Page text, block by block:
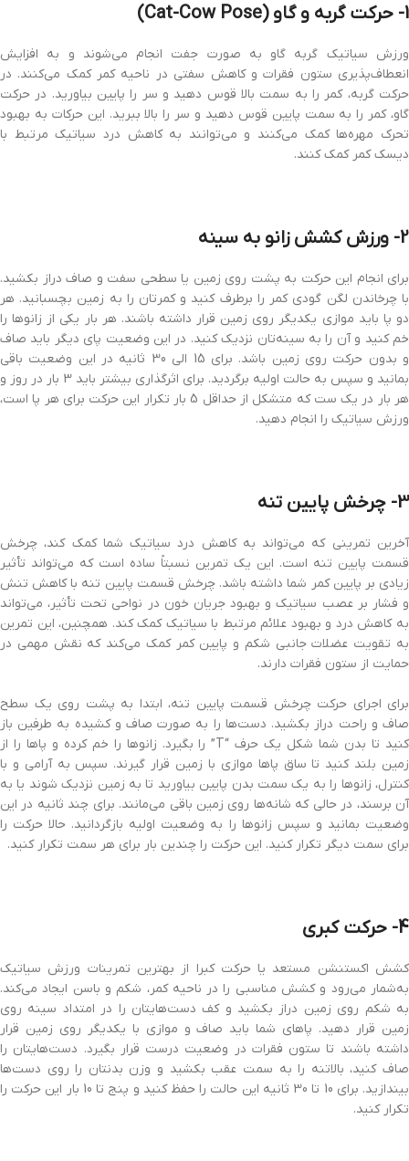
1- حرکت گربه و گاو (Cat-Cow Pose)
ورزش سیاتیک گربه گاو به صورت جفت انجام می‌شوند و به افزایش
انعطاف‌پذیری ستون فقرات و کاهش سفتی در ناحیه کمر کمک می‌کنند. در
حرکت گربه، کمر را به سمت بالا قوس دهید و سر را پایین بیاورید. در حرکت
گاو، کمر را به سمت پایین قوس دهید و سر را بالا ببرید. این حرکات به بهبود
تحرک مهره‌ها کمک می‌کنند و می‌توانند به کاهش درد سیاتیک مرتبط با
دیسک کمر کمک کنند.
2- ورزش کشش زانو به سینه
برای انجام این حرکت به پشت روی زمین یا سطحی سفت و صاف دراز بکشید.
با چرخاندن لگن گودی کمر را برطرف کنید و کمرتان را به زمین بچسبانید. هر
دو پا باید موازی یکدیگر روی زمین قرار داشته باشند. هر بار یکی از زانوها را
خم کنید و آن را به سینه‌تان نزدیک کنید. در این وضعیت پای دیگر باید صاف
و بدون حرکت روی زمین باشد. برای 15 الی 30 ثانیه در این وضعیت باقی
بمانید و سپس به حالت اولیه برگردید. برای اثرگذاری بیشتر باید 3 بار در روز و
هر بار در یک ست که متشکل از حداقل 5 بار تکرار این حرکت برای هر پا است،
ورزش سیاتیک را انجام دهید.
3- چرخش پایین تنه
آخرین تمرینی که می‌تواند به کاهش درد سیاتیک شما کمک کند، چرخش
قسمت پایین تنه است. این یک تمرین نسبتاً ساده است که می‌تواند تأثیر
زیادی بر پایین کمر شما داشته باشد. چرخش قسمت پایین تنه با کاهش تنش
و فشار بر عصب سیاتیک و بهبود جریان خون در نواحی تحت تأثیر، می‌تواند
به کاهش درد و بهبود علائم مرتبط با سیاتیک کمک کند. همچنین، این تمرین
به تقویت عضلات جانبی شکم و پایین کمر کمک می‌کند که نقش مهمی در
حمایت از ستون فقرات دارند.
برای اجرای حرکت چرخش قسمت پایین تنه، ابتدا به پشت روی یک سطح
صاف و راحت دراز بکشید. دست‌ها را به صورت صاف و کشیده به طرفین باز
کنید تا بدن شما شکل یک حرف “T” را بگیرد. زانوها را خم کرده و پاها را از
زمین بلند کنید تا ساق پاها موازی با زمین قرار گیرند. سپس به آرامی و با
کنترل، زانوها را به یک سمت بدن پایین بیاورید تا به زمین نزدیک شوند یا به
آن برسند، در حالی که شانه‌ها روی زمین باقی می‌مانند. برای چند ثانیه در این
وضعیت بمانید و سپس زانوها را به وضعیت اولیه بازگردانید. حالا حرکت را
برای سمت دیگر تکرار کنید. این حرکت را چندین بار برای هر سمت تکرار کنید.
4- حرکت کبری
کشش اکستنشن مستعد یا حرکت کبرا از بهترین تمرینات ورزش سیاتیک
به‌شمار می‌رود و کشش مناسبی را در ناحیه کمر، شکم و باسن ایجاد می‌کند.
به شکم روی زمین دراز بکشید و کف دست‌هایتان را در امتداد سینه روی
زمین قرار دهید. پاهای شما باید صاف و موازی با یکدیگر روی زمین قرار
داشته باشند تا ستون فقرات در وضعیت درست قرار بگیرد. دست‌هایتان را
صاف کنید، بالاتنه را به سمت عقب بکشید و وزن بدنتان را روی دست‌ها
بیندازید. برای 10 تا 30 ثانیه این حالت را حفظ کنید و پنج تا 10 بار این حرکت را
تکرار کنید.